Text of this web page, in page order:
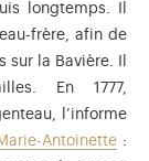
onglet)
longtemps. Il
frère, afin de
sur la Bavière. Il
En 1777,
l’informe
Antoinette: